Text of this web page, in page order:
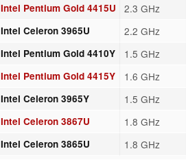
Intel Pentium Gold 4415U 2.3 GHz
Intel Celeron 3965U 2.2 GHz
Intel Pentium Gold 4410Y 1.5 GHz
Intel Pentium Gold 4415Y 1.6 GHz
Intel Celeron 3965Y 1.5 GHz
Intel Celeron 3867U 1.8 GHz
Intel Celeron 3865U 1.8 GHz